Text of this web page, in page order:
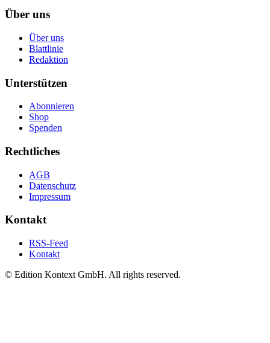
Über uns
Über uns
Blattlinie
Redaktion
Unterstützen
Abonnieren
Shop
Spenden
Rechtliches
AGB
Datenschutz
Impressum
Kontakt
RSS-Feed
Kontakt
© Edition Kontext GmbH. All rights reserved.